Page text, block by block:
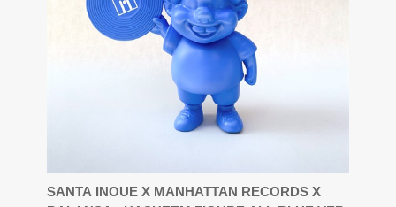
SANTA INOUE X MANHATTAN RECORDS X